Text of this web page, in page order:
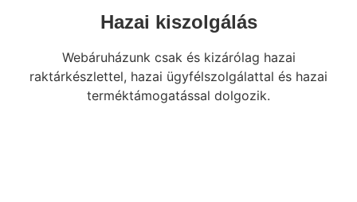
Hazai kiszolgálás
Webáruházunk csak és kizárólag hazai
raktárkészlettel, hazai ügyfélszolgálattal és hazai
terméktámogatással dolgozik.